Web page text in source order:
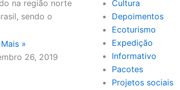
na região norte
sendo o
»
26, 2019
Cultura
Depoimentos
Ecoturismo
Expedição
Informativo
Pacotes
Projetos sociais